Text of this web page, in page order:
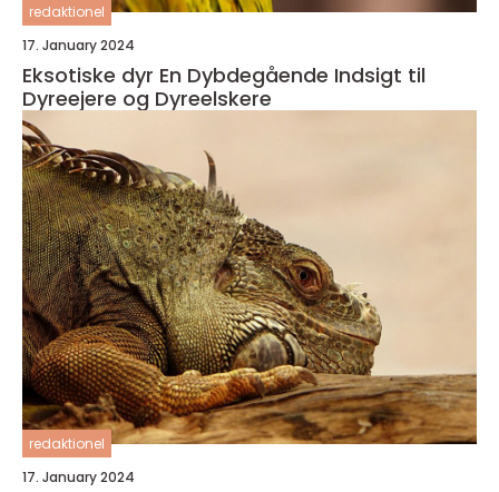
redaktionel
17. January 2024
Eksotiske dyr En Dybdegående Indsigt til
Dyreejere og Dyreelskere
redaktionel
17. January 2024